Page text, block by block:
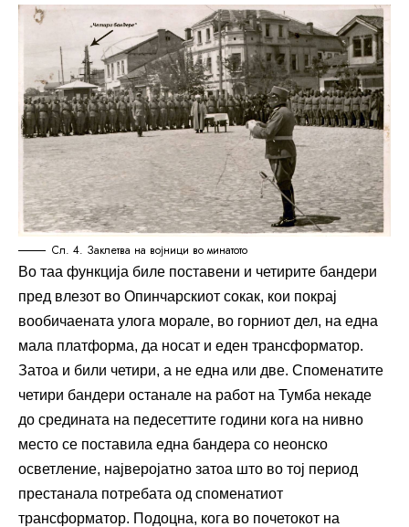
Сл. 4. Заклетва на војници во минатото
Во таа функција биле поставени и четирите бандери
пред влезот во Опинчарскиот сокак, кои покрај
вообичаената улога морале, во горниот дел, на една
мала платформа, да носат и еден трансформатор.
Затоа и били четири, а не една или две. Споменатите
четири бандери останале на работ на Тумба некаде
до средината на педесеттите години кога на нивно
место се поставила една бандера со неонско
осветление, најверојатно затоа што во тој период
престанала потребата од споменатиот
трансформатор. Подоцна, кога во почетокот на